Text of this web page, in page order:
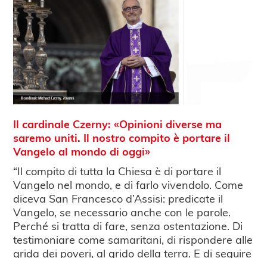
Il cardinale Czerny: «Opinioni diverse ma
saremo uniti. Il nostro compito è portare il
Vangelo al mondo di oggi»
“Il compito di tutta la Chiesa è di portare il
Vangelo nel mondo, e di farlo vivendolo. Come
diceva San Francesco d’Assisi: predicate il
Vangelo, se necessario anche con le parole.
Perché si tratta di fare, senza ostentazione. Di
testimoniare come samaritani, di rispondere alle
grida dei poveri, al grido della terra. E di seguire